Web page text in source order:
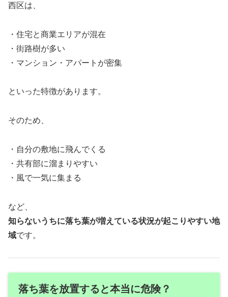
西区は、
・住宅と商業エリアが混在
・街路樹が多い
・マンション・アパートが密集
といった特徴があります。
そのため、
・自分の敷地に飛んでくる
・共有部に溜まりやすい
・風で一気に集まる
など、
知らないうちに落ち葉が増えている状況が起こりやすい地
域です。
落ち葉を放置すると本当に危険？